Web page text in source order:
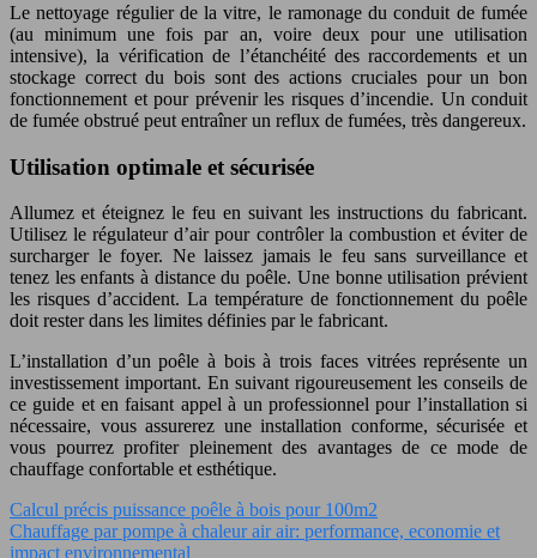
Le nettoyage régulier de la vitre, le ramonage du conduit de fumée
(au minimum une fois par an, voire deux pour une utilisation
intensive), la vérification de l’étanchéité des raccordements et un
stockage correct du bois sont des actions cruciales pour un bon
fonctionnement et pour prévenir les risques d’incendie. Un conduit
de fumée obstrué peut entraîner un reflux de fumées, très dangereux.
Utilisation optimale et sécurisée
Allumez et éteignez le feu en suivant les instructions du fabricant.
Utilisez le régulateur d’air pour contrôler la combustion et éviter de
surcharger le foyer. Ne laissez jamais le feu sans surveillance et
tenez les enfants à distance du poêle. Une bonne utilisation prévient
les risques d’accident. La température de fonctionnement du poêle
doit rester dans les limites définies par le fabricant.
L’installation d’un poêle à bois à trois faces vitrées représente un
investissement important. En suivant rigoureusement les conseils de
ce guide et en faisant appel à un professionnel pour l’installation si
nécessaire, vous assurerez une installation conforme, sécurisée et
vous pourrez profiter pleinement des avantages de ce mode de
chauffage confortable et esthétique.
Calcul précis puissance poêle à bois pour 100m2
Chauffage par pompe à chaleur air air: performance, economie et
impact environnemental